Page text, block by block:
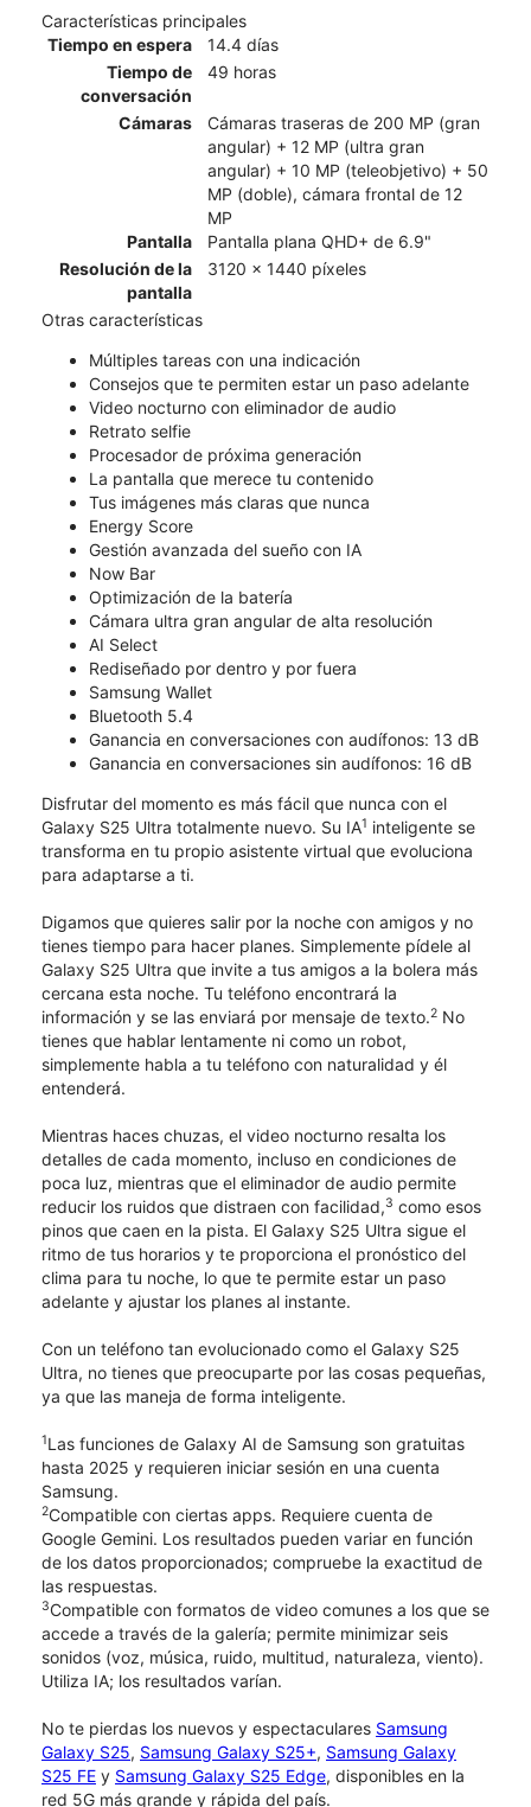
Características principales
Tiempo en espera
14.4 días
Tiempo de
conversación
49 horas
Cámaras
Cámaras traseras de 200 MP (gran
angular) + 12 MP (ultra gran
angular) + 10 MP (teleobjetivo) + 50
MP (doble), cámara frontal de 12
MP
Pantalla
Pantalla plana QHD+ de 6.9"
Resolución de la
pantalla
3120 x 1440 píxeles
Otras características
Múltiples tareas con una indicación
Consejos que te permiten estar un paso adelante
Video nocturno con eliminador de audio
Retrato selfie
Procesador de próxima generación
La pantalla que merece tu contenido
Tus imágenes más claras que nunca
Energy Score
Gestión avanzada del sueño con IA
Now Bar
Optimización de la batería
Cámara ultra gran angular de alta resolución
AI Select
Rediseñado por dentro y por fuera
Samsung Wallet
Bluetooth 5.4
Ganancia en conversaciones con audífonos: 13 dB
Ganancia en conversaciones sin audífonos: 16 dB
Disfrutar del momento es más fácil que nunca con el
Galaxy S25 Ultra totalmente nuevo. Su IA1 inteligente se
transforma en tu propio asistente virtual que evoluciona
para adaptarse a ti.
Digamos que quieres salir por la noche con amigos y no
tienes tiempo para hacer planes. Simplemente pídele al
Galaxy S25 Ultra que invite a tus amigos a la bolera más
cercana esta noche. Tu teléfono encontrará la
información y se las enviará por mensaje de texto.2 No
tienes que hablar lentamente ni como un robot,
simplemente habla a tu teléfono con naturalidad y él
entenderá.
Mientras haces chuzas, el video nocturno resalta los
detalles de cada momento, incluso en condiciones de
poca luz, mientras que el eliminador de audio permite
reducir los ruidos que distraen con facilidad,3 como esos
pinos que caen en la pista. El Galaxy S25 Ultra sigue el
ritmo de tus horarios y te proporciona el pronóstico del
clima para tu noche, lo que te permite estar un paso
adelante y ajustar los planes al instante.
Con un teléfono tan evolucionado como el Galaxy S25
Ultra, no tienes que preocuparte por las cosas pequeñas,
ya que las maneja de forma inteligente.
1Las funciones de Galaxy AI de Samsung son gratuitas
hasta 2025 y requieren iniciar sesión en una cuenta
Samsung.
2Compatible con ciertas apps. Requiere cuenta de
Google Gemini. Los resultados pueden variar en función
de los datos proporcionados; compruebe la exactitud de
las respuestas.
3Compatible con formatos de video comunes a los que se
accede a través de la galería; permite minimizar seis
sonidos (voz, música, ruido, multitud, naturaleza, viento).
Utiliza IA; los resultados varían.
No te pierdas los nuevos y espectaculares Samsung
Galaxy S25, Samsung Galaxy S25+, Samsung Galaxy
S25 FE y Samsung Galaxy S25 Edge, disponibles en la
red 5G más grande y rápida del país.